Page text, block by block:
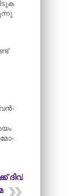
ദിവ്യ